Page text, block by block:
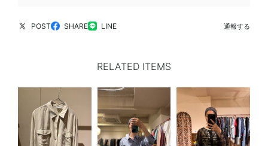
POST SHARE LINE 通報する
RELATED ITEMS